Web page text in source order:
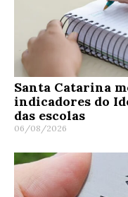
Santa Catarina
indicadores do
das escolas
06/08/2026